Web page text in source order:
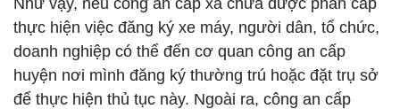
Như vậy, nếu công an cấp xã chưa được phân cấp
thực hiện việc đăng ký xe máy, người dân, tổ chức,
doanh nghiệp có thể đến cơ quan công an cấp
huyện nơi mình đăng ký thường trú hoặc đặt trụ sở
để thực hiện thủ tục này. Ngoài ra, công an cấp